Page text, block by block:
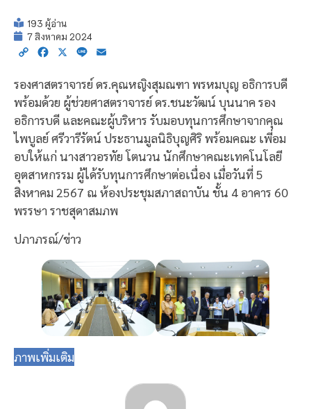
193 ผู้อ่าน
7 สิงหาคม 2024
Copy Facebook
X Line
รองศาสตราจารย์ ดร.คุณหญิงสุมณฑา พรหมบุญ อธิการบดี
พร้อมด้วย ผู้ช่วยศาสตราจารย์ ดร.ชนะวัฒน์ บุนนาค รอง
อธิการบดี และคณะผู้บริหาร รับมอบทุนการศึกษาจากคุณ
ไพบูลย์ ศรีวารีรัตน์ ประธานมูลนิธิบุญศิริ พร้อมคณะ เพี่อม
อบให้แก่ นางสาวอรทัย โตนวน นักศึกษาคณะเทคโนโลยี
อุตสาหกรรม ผู้ได้รับทุนการศึกษาต่อเนื่อง เมื่อวันที่ 5
สิงหาคม 2567 ณ ห้องประชุมสภาสถาบัน ชั้น 4 อาคาร 60
พรรษา ราชสุดาสมภพ
ปภาภรณ์/ข่าว
ภาพเพิ่มเติม